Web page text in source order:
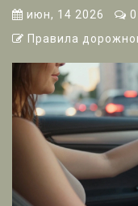
июн, 14 2026
Правила